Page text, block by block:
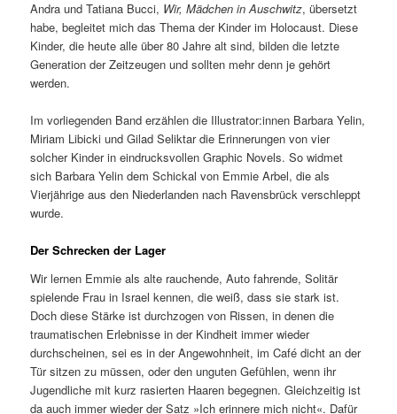
Andra und Tatiana Bucci, Wir, Mädchen in Auschwitz, übersetzt
habe, begleitet mich das Thema der Kinder im Holocaust. Diese
Kinder, die heute alle über 80 Jahre alt sind, bilden die letzte
Generation der Zeitzeugen und sollten mehr denn je gehört
werden.
Im vorliegenden Band erzählen die Illustrator:innen Barbara Yelin,
Miriam Libicki und Gilad Seliktar die Erinnerungen von vier
solcher Kinder in eindrucksvollen Graphic Novels. So widmet
sich Barbara Yelin dem Schickal von Emmie Arbel, die als
Vierjährige aus den Niederlanden nach Ravensbrück verschleppt
wurde.
Der Schrecken der Lager
Wir lernen Emmie als alte rauchende, Auto fahrende, Solitär
spielende Frau in Israel kennen, die weiß, dass sie stark ist.
Doch diese Stärke ist durchzogen von Rissen, in denen die
traumatischen Erlebnisse in der Kindheit immer wieder
durchscheinen, sei es in der Angewohnheit, im Café dicht an der
Tür sitzen zu müssen, oder den unguten Gefühlen, wenn ihr
Jugendliche mit kurz rasierten Haaren begegnen. Gleichzeitig ist
da auch immer wieder der Satz »Ich erinnere mich nicht«. Dafür